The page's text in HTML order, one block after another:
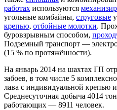
работах используются
угольные комбайны, струговые
крепью, отбойные молотки.
буровзрывным способом,
Подземный транспорт —
(15 % по протяжённости).
На январь 2014 на шахтах ГП
забоев, в том числе 5
лава с индивидуальной крепью
Среднесуточная добыча 4014
работающих — 8911 человек.